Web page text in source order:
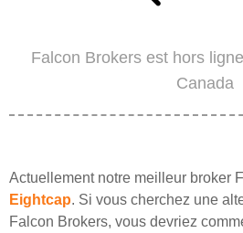
Falcon Brokers est hors
Canada
Actuellement notre meilleur broker
Eightcap. Si vous cherchez une
Falcon Brokers, vous devriez